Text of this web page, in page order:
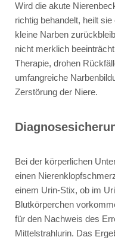
Wird die akute
richtig behandelt, heilt
kleine Narben
nicht merklich
Therapie, drohen
umfangreiche
Zerstörung der Niere.
Bei der körperlichen
einen
einem Urin-Stix, ob im
Blutkörperchen
für den Nachweis des
Mittelstrahlurin. Das